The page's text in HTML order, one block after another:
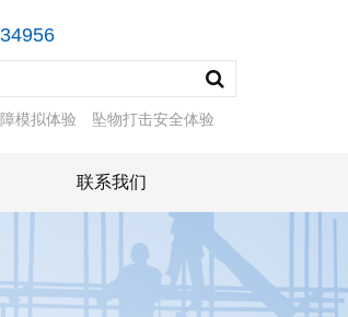
模拟体验 坠物打击安全体验
联系我们